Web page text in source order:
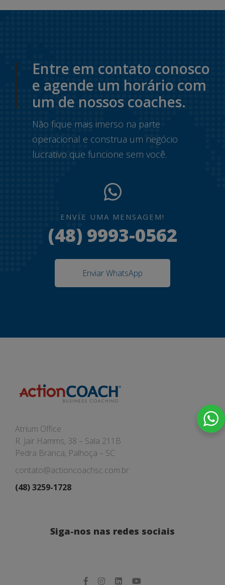
Entre em contato conosco
e agende um horário com
um de nossos coaches.
Não fique mais imerso na parte
operacional e construa um negócio
lucrativo que funcione sem você.
ENVIE UMA MENSAGEM!
(48) 9993-0562
Enviar WhatsApp
Atrium Office
R. Jair Hamms, 38 – Sala 211B
Pedra Branca, Palhoça – SC
contato@actioncoachsc.com.br
(48) 3259-1728
Siga-nos nas redes sociais